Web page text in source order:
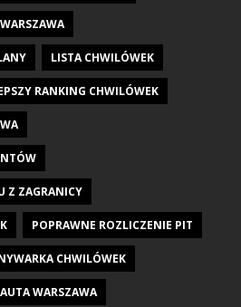
LISTA CHWILÓWEK
RANKING CHWILÓWEK
Z ZAGRANICY
POPRAWNE ROZLICZENIE PIT
CHWILÓWEK
WARSZAWA